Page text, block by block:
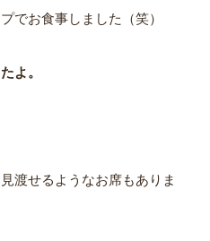
でお食事しました（笑）
よ。
渡せるようなお席もありま